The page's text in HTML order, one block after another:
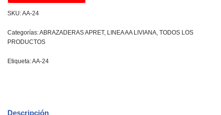
SKU:AA-24
Categorías:ABRAZADERAS APRET, LINEA AA LIVIANA, TODOS LOS
PRODUCTOS
Etiqueta:AA-24
Descripción